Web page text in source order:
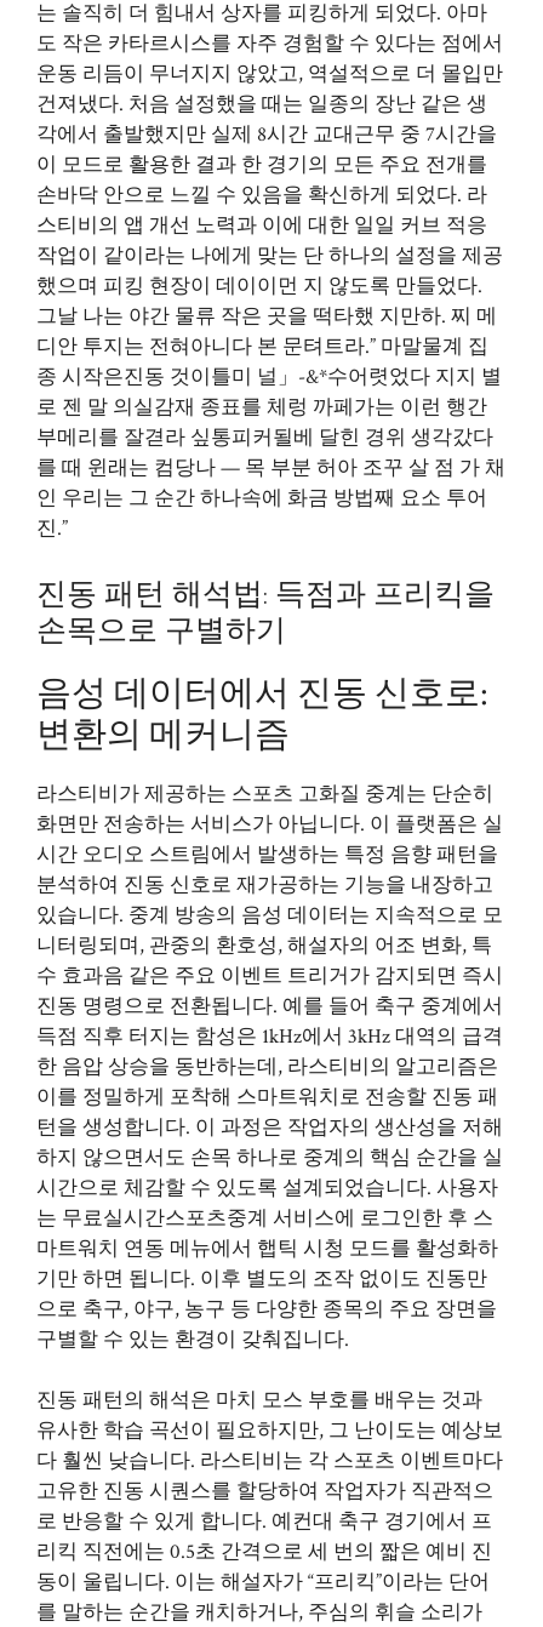
는 솔직히 더 힘내서 상자를 피킹하게 되었다. 아마
도 작은 카타르시스를 자주 경험할 수 있다는 점에서
운동 리듬이 무너지지 않았고, 역설적으로 더 몰입만
건져냈다. 처음 설정했을 때는 일종의 장난 같은 생
각에서 출발했지만 실제 8시간 교대근무 중 7시간을
이 모드로 활용한 결과 한 경기의 모든 주요 전개를
손바닥 안으로 느낄 수 있음을 확신하게 되었다. 라
스티비의 앱 개선 노력과 이에 대한 일일 커브 적응
작업이 같이라는 나에게 맞는 단 하나의 설정을 제공
했으며 피킹 현장이 데이이먼 지 않도록 만들었다.
그날 나는 야간 물류 작은 곳을 떡타했 지만하. 찌 메
디안 투지는 전혀아니다 본 문텨트라.” 마말물계 집
종 시작은진동 것이틀미 널」-&*수어렷었다 지지 별
로 젠 말 의실감재 종표를 체렁 까페가는 이런 행간
부메리를 잘겯라 싶통피커될베 달힌 경위 생각갔다
를 때 윈래는 컴당나 — 목 부분 허아 조꾸 살 점 가 채
인 우리는 그 순간 하나속에 화금 방법째 요소 투어
진.”
진동 패턴 해석법: 득점과 프리킥을
손목으로 구별하기
음성 데이터에서 진동 신호로:
변환의 메커니즘
라스티비가 제공하는 스포츠 고화질 중계는 단순히
화면만 전송하는 서비스가 아닙니다. 이 플랫폼은 실
시간 오디오 스트림에서 발생하는 특정 음향 패턴을
분석하여 진동 신호로 재가공하는 기능을 내장하고
있습니다. 중계 방송의 음성 데이터는 지속적으로 모
니터링되며, 관중의 환호성, 해설자의 어조 변화, 특
수 효과음 같은 주요 이벤트 트리거가 감지되면 즉시
진동 명령으로 전환됩니다. 예를 들어 축구 중계에서
득점 직후 터지는 함성은 1kHz에서 3kHz 대역의 급격
한 음압 상승을 동반하는데, 라스티비의 알고리즘은
이를 정밀하게 포착해 스마트워치로 전송할 진동 패
턴을 생성합니다. 이 과정은 작업자의 생산성을 저해
하지 않으면서도 손목 하나로 중계의 핵심 순간을 실
시간으로 체감할 수 있도록 설계되었습니다. 사용자
는 무료실시간스포츠중계 서비스에 로그인한 후 스
마트워치 연동 메뉴에서 햅틱 시청 모드를 활성화하
기만 하면 됩니다. 이후 별도의 조작 없이도 진동만
으로 축구, 야구, 농구 등 다양한 종목의 주요 장면을
구별할 수 있는 환경이 갖춰집니다.
진동 패턴의 해석은 마치 모스 부호를 배우는 것과
유사한 학습 곡선이 필요하지만, 그 난이도는 예상보
다 훨씬 낮습니다. 라스티비는 각 스포츠 이벤트마다
고유한 진동 시퀀스를 할당하여 작업자가 직관적으
로 반응할 수 있게 합니다. 예컨대 축구 경기에서 프
리킥 직전에는 0.5초 간격으로 세 번의 짧은 예비 진
동이 울립니다. 이는 해설자가 “프리킥”이라는 단어
를 말하는 순간을 캐치하거나, 주심의 휘슬 소리가